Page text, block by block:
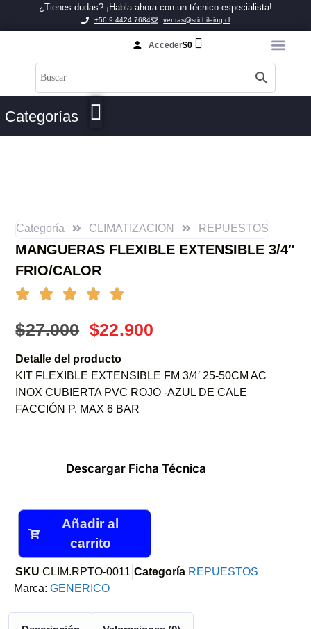
¿Tienes dudas? ¡Habla ahora con un técnico especialista!
+56 9 4424 7684 ventas@stichileing.cl
Acceder$0
Categorías
Categoría CLIMATIZACION REPUESTOS
MANGUERAS FLEXIBLE EXTENSIBLE 3/4″
FRIO/CALOR
$27.000 $22.900
Detalle del producto
KIT FLEXIBLE EXTENSIBLE FM 3/4′ 25-50CM AC
INOX CUBIERTA PVC ROJO -AZUL DE CALE
FACCIÓN P. MAX 6 BAR
Descargar Ficha Técnica
Añadir al
carrito
SKUCLIM.RPTO-0011 Categoría REPUESTOS
Marca: GENERICO